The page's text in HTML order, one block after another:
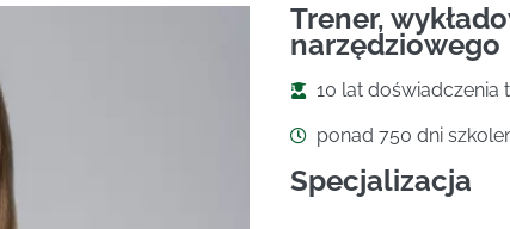
Trener,
narzędziowego
10 lat doświadczenia
ponad 750 dni
Specjalizacja